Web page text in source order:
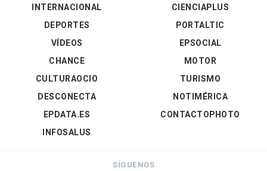
INTERNACIONAL
DEPORTES
VÍDEOS
CIENCIAPLUS
PORTALTIC
EPSOCIAL
CHANCE
CULTURAOCIO
DESCONECTA
EPDATA.ES
INFOSALUS
MOTOR
TURISMO
NOTIMÉRICA
CONTACTOPHOTO
SÍGUENOS